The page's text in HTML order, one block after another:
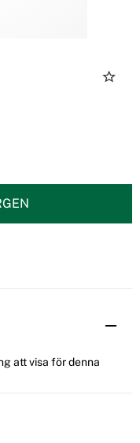
att visa för denna